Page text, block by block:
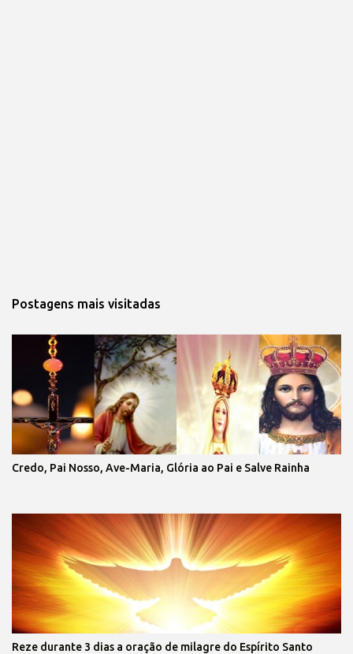
Postagens mais visitadas
Credo, Pai Nosso, Ave-Maria, Glória ao Pai e Salve Rainha
Reze durante 3 dias a oração de milagre do Espírito Santo